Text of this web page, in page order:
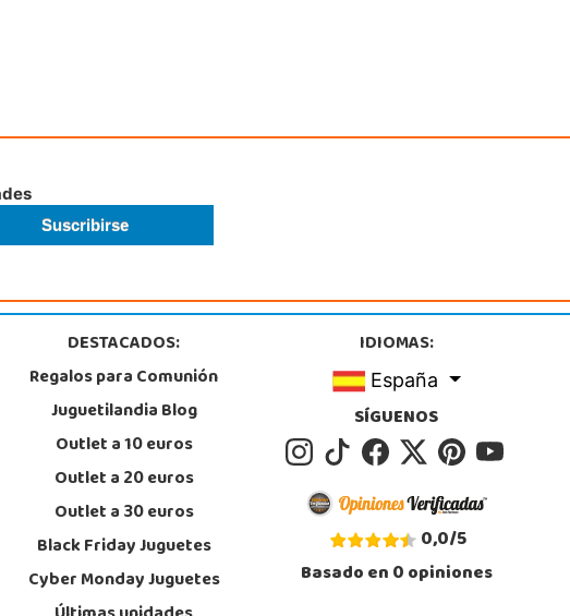
DESTACADOS:
Regalos para Comunión
Juguetilandia Blog
Outlet a 10 euros
Outlet a 20 euros
Outlet a 30 euros
Black Friday Juguetes
Cyber Monday Juguetes
IDIOMAS:
España
SÍGUENOS
0,0/5
Basado en0opiniones